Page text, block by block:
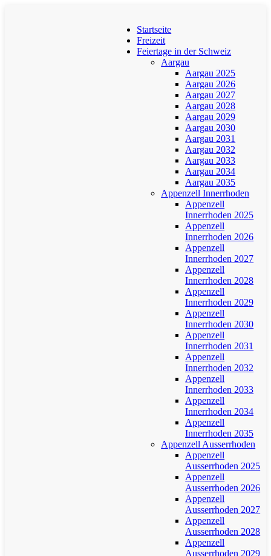
Startseite
Freizeit
Feiertage in der Schweiz
Aargau
Aargau 2025
Aargau 2026
Aargau 2027
Aargau 2028
Aargau 2029
Aargau 2030
Aargau 2031
Aargau 2032
Aargau 2033
Aargau 2034
Aargau 2035
Appenzell Innerrhoden
Appenzell
Innerrhoden 2025
Appenzell
Innerrhoden 2026
Appenzell
Innerrhoden 2027
Appenzell
Innerrhoden 2028
Appenzell
Innerrhoden 2029
Appenzell
Innerrhoden 2030
Appenzell
Innerrhoden 2031
Appenzell
Innerrhoden 2032
Appenzell
Innerrhoden 2033
Appenzell
Innerrhoden 2034
Appenzell
Innerrhoden 2035
Appenzell Ausserrhoden
Appenzell
Ausserrhoden 2025
Appenzell
Ausserrhoden 2026
Appenzell
Ausserrhoden 2027
Appenzell
Ausserrhoden 2028
Appenzell
Ausserrhoden 2029